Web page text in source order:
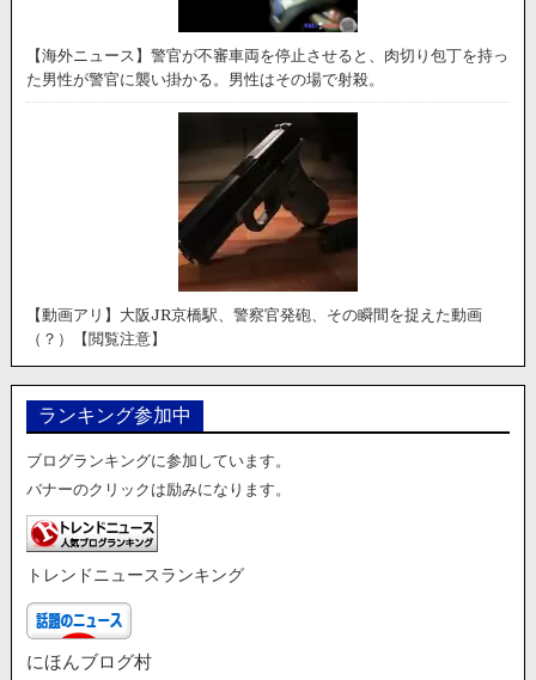
【海外ニュース】警官が不審車両を停止させると、肉切り包丁を持っ
た男性が警官に襲い掛かる。男性はその場で射殺。
【動画アリ】大阪JR京橋駅、警察官発砲、その瞬間を捉えた動画
（？）【閲覧注意】
ランキング参加中
ブログランキングに参加しています。
バナーのクリックは励みになります。
トレンドニュースランキング
にほんブログ村